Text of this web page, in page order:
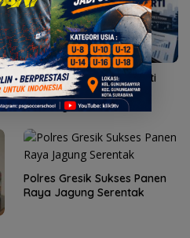
Kepatuhan AG Ny Suharti
Diperiksa Otoritas Pajak
Surabaya
Polres Gresik Sukses Panen
Raya Jagung Serentak